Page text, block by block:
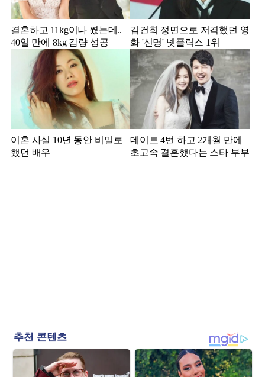
결혼하고 11kg이나 쪘는데..
40일 만에 8kg 감량 성공
김건희 정면으로 저격했던 영
화 '신명' 넷플릭스 1위
이혼 사실 10년 동안 비밀로
했던 배우
데이트 4번 하고 2개월 만에
초고속 결혼했다는 스타 부부